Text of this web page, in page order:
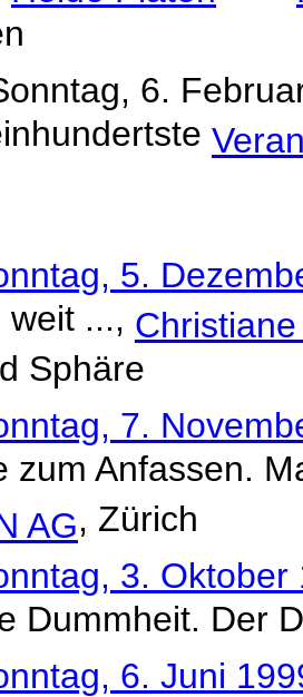
6.
5.
...,
Sphäre
7.
zum Anfassen.
AG, Zürich
3. Oktober
Dummheit. Der
6. Juni